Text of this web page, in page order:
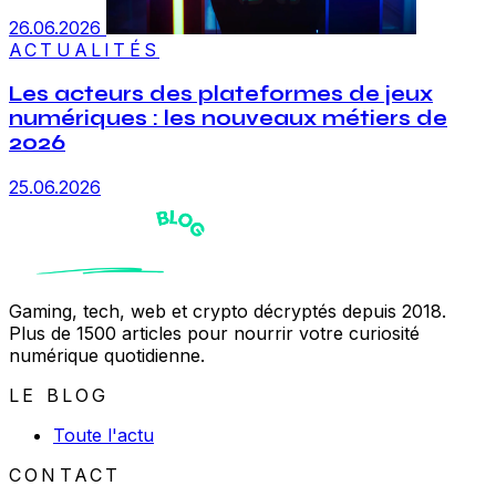
26.06.2026
ACTUALITÉS
Les acteurs des plateformes de jeux
numériques : les nouveaux métiers de
2026
25.06.2026
Gaming, tech, web et crypto décryptés depuis 2018.
Plus de 1500 articles pour nourrir votre curiosité
numérique quotidienne.
LE BLOG
Toute l'actu
CONTACT